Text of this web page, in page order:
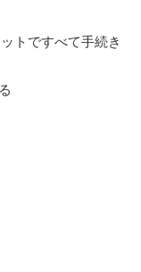
トですべて手続き